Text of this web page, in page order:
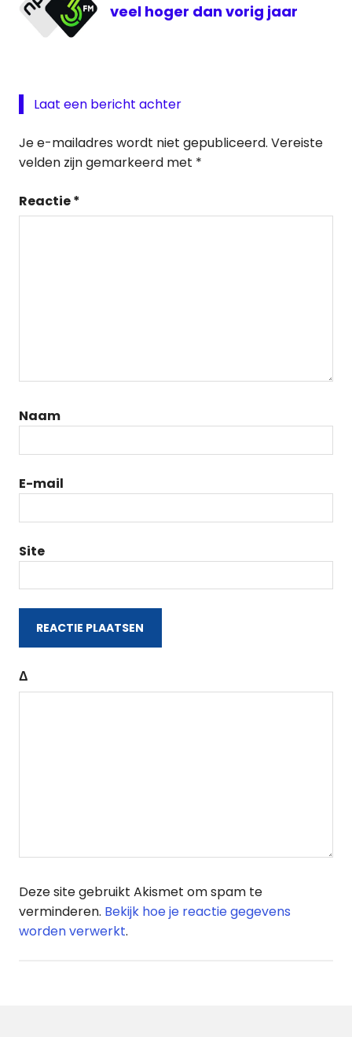
veel hoger dan vorig jaar
Laat een bericht achter
Je e-mailadres wordt niet gepubliceerd. Vereiste
velden zijn gemarkeerd met *
Reactie*
Naam
E-mail
Site
Δ
Deze site gebruikt Akismet om spam te
verminderen. Bekijk hoe je reactie gegevens
worden verwerkt.